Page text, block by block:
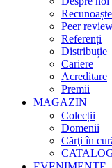
Peer
Referenți
Distribuție
Cariere
Acreditare
Premii
MAGAZIN
Colecții
Domenii
Cărţi în